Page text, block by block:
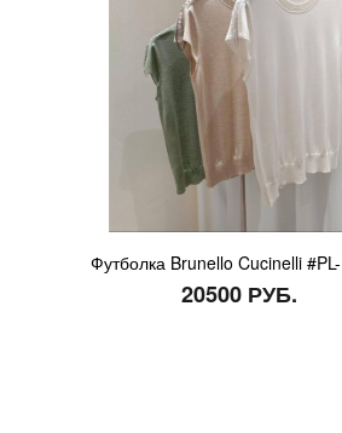
Футболка Brunello Cucinelli
20500 РУБ.